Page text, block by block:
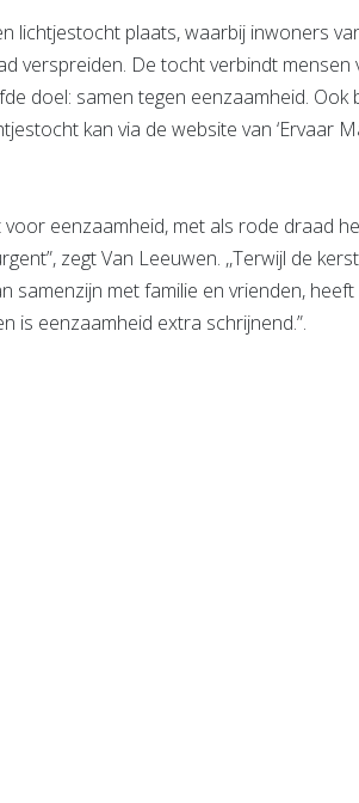
lichtjestocht plaats, waarbij inwoners
verspreiden. De tocht verbindt mensen
doel: samen tegen eenzaamheid. Ook
kan via de website van ‘Ervaar
eenzaamheid, met als rode draad
zegt Van Leeuwen. ,,Terwijl de
samenzijn met familie en vrienden,
is eenzaamheid extra schrijnend.”.